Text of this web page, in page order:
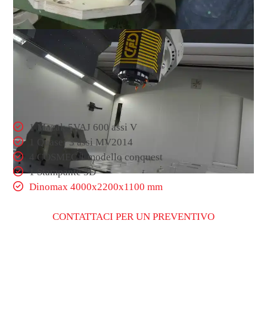
1 Mazak 5VAJ 600 assi V
1 Quaser 3 assi MV2014
4 COSMEC 1 modello conquest
1 Stampante 3D
Dinomax 4000x2200x1100 mm
CONTATTACI PER UN PREVENTIVO